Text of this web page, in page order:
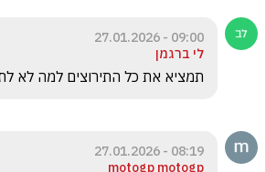
09:00 - 27.01.2026
לי ברגמן
תמציא את כל התירוצים למה לא
08:19 - 27.01.2026
motogp motogp